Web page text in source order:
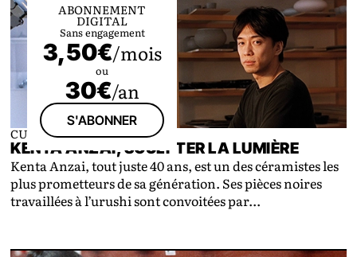
ABONNEMENT
DIGITAL
Sans engagement
3,50€/mois
ou
30€/an
S'ABONNER
CULTURE
KENTA ANZAI, SCULPTER LA LUMIÈRE
Kenta Anzai, tout juste 40 ans, est un des céramistes les
plus prometteurs de sa génération. Ses pièces noires
travaillées à l’urushi sont convoitées par...